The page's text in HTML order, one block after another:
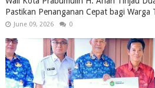
Pastikan Penanganan Cepat bagi Warga
June 09, 2026 0